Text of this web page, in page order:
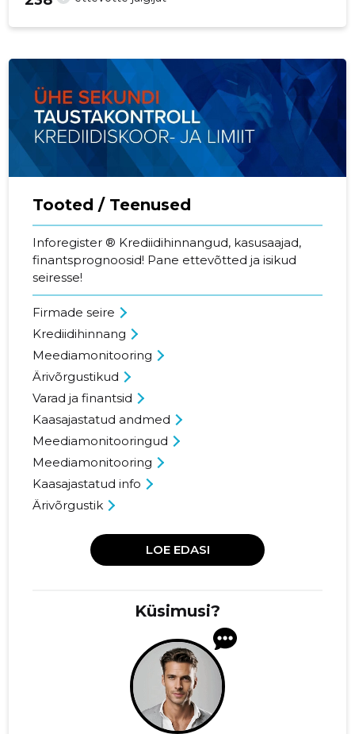
Tooted / Teenused
Inforegister ® Krediidihinnangud, kasusaajad,
finantsprognoosid! Pane ettevõtted ja isikud
seiresse!
Firmade seire
Krediidihinnang
Meediamonitooring
Ärivõrgustikud
Varad ja finantsid
Kaasajastatud andmed
Meediamonitooringud
Meediamonitooring
Kaasajastatud info
Ärivõrgustik
LOE EDASI
Küsimusi?